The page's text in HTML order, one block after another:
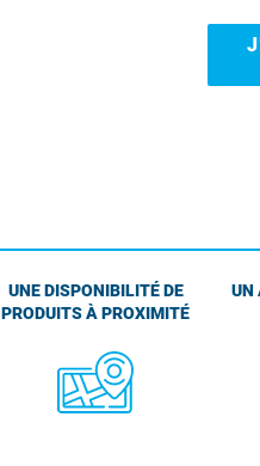
UNE DISPONIBILITÉ DE
PRODUITS À PROXIMITÉ
UN